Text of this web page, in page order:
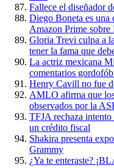
Fallece el diseñador
Diego Boneta es una
Amazon Prime sobre
Gloria Trevi culpa a
tener la fama que
La actriz mexicana
comentarios
Henry Cavill no fue
AMLO afirma que
observados por la
TFJA rechaza
un crédito fiscal
Shakira presenta
Grammy
¿Ya te enteraste?